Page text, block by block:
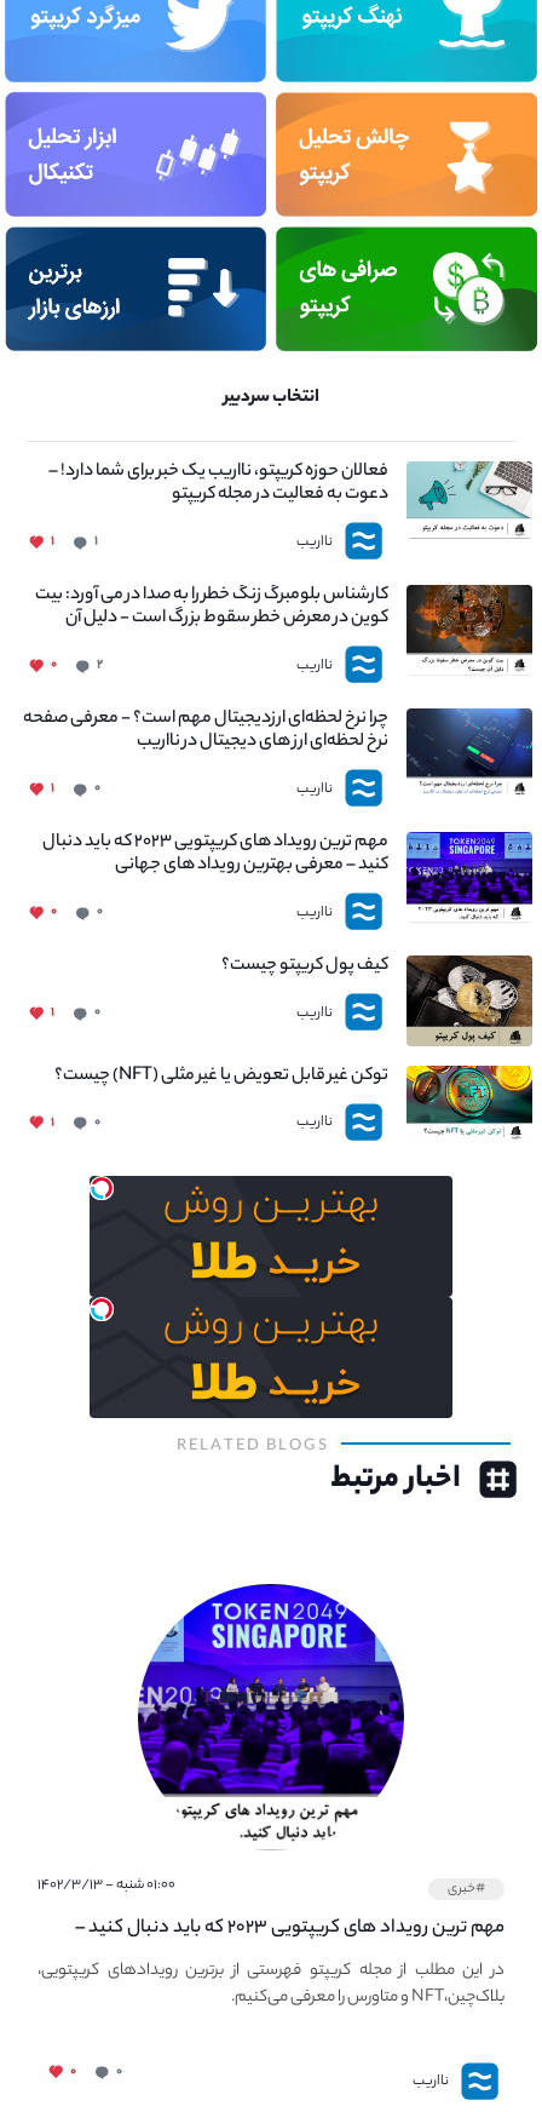
انتخاب سردبیر
فعالان حوزه کریپتو، نااریب یک خبر برای شما دارد! –
دعوت به فعالیت در مجله کریپتو
نااریب ۱ ۱
کارشناس بلومبرگ زنگ خطر را به صدا در می آورد: بیت
کوین در معرض خطر سقوط بزرگ است - دلیل آن
چیست؟
نااریب ۲ ۰
چرا نرخ لحظه‌ای ارزدیجیتال مهم است؟ - معرفی صفحه
نرخ لحظه‌ای ارز های دیجیتال در نااریب
نااریب ۰ ۱
مهم ترین رویداد های کریپتویی ۲۰۲۳ که باید دنبال
کنید – معرفی بهترین رویداد های جهانی
نااریب ۰ ۰
کیف پول کریپتو چیست؟
نااریب ۰ ۱
توکن غیر قابل تعویض یا غیر مثلی (NFT) چیست؟
نااریب ۰ ۱
RELATED BLOGS
اخبار مرتبط
#خبری ۰۱:۰۰ شنبه - ۱۴۰۲/۳/۱۳
مهم ترین رویداد های کریپتویی ۲۰۲۳ که باید دنبال کنید –
معرفی بهترین رویداد های جهانی
در این مطلب از مجله کریپتو فهرستی از برترین رویدادهای کریپتویی،
بلاک‌چین،NFT و متاورس را معرفی می‌کنیم.
نااریب ۰ ۰